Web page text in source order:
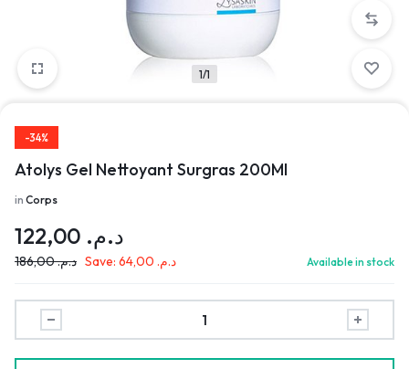
1/1
-34%
Atolys Gel Nettoyant Surgras 200Ml
in Corps
د.م.
د.م.186,00 Save: د.م. Available in stock